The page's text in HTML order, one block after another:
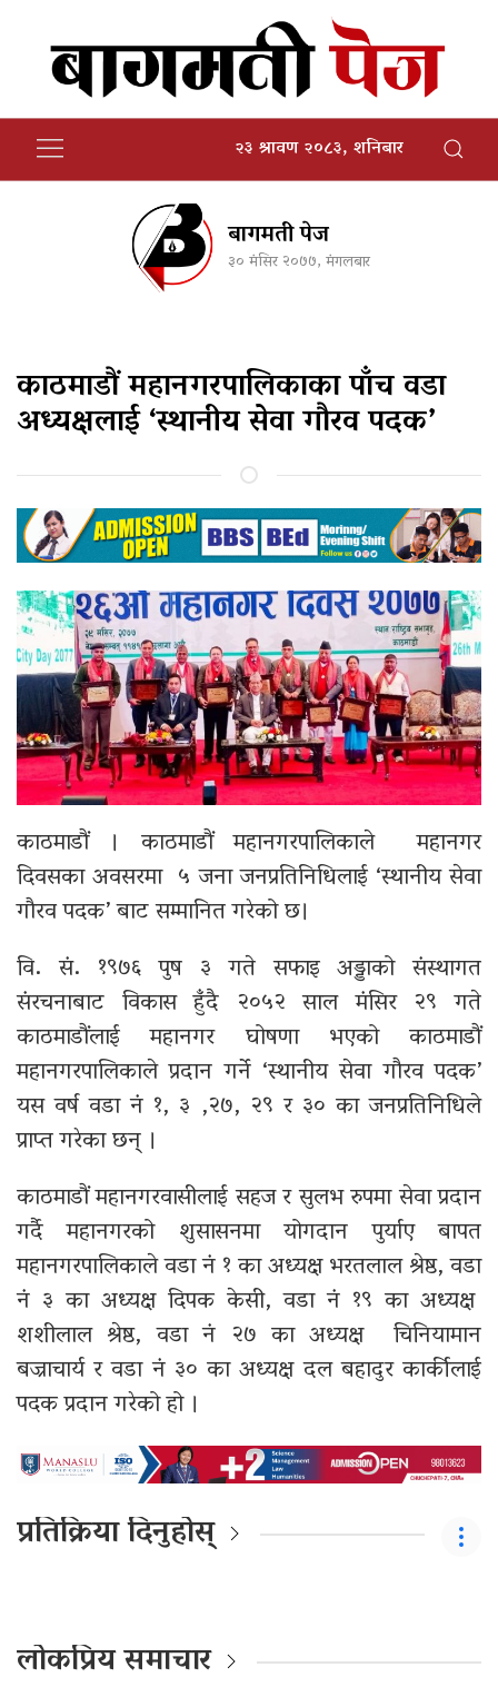
२३ श्रावण २०८३, शनिबार
बागमती पेज
३० मंसिर २०७७, मंगलबार
काठमाडौं महानगरपालिकाका पाँच वडा
अध्यक्षलाई ‘स्थानीय सेवा गौरव पदक’
काठमाडौं । काठमाडौं महानगरपालिकाले महानगर
दिवसका अवसरमा ५ जना जनप्रतिनिधिलाई ‘स्थानीय सेवा
गौरव पदक’ बाट सम्मानित गरेको छ।
वि. सं. १९७६ पुष ३ गते सफाइ अड्डाको संस्थागत
संरचनाबाट विकास हुँदै २०५२ साल मंसिर २९ गते
काठमाडौंलाई महानगर घोषणा भएको काठमाडौं
महानगरपालिकाले प्रदान गर्ने ‘स्थानीय सेवा गौरव पदक’
यस वर्ष वडा नं १, ३ ,२७, २९ र ३० का जनप्रतिनिधिले
प्राप्त गरेका छन् ।
काठमाडौं महानगरवासीलाई सहज र सुलभ रुपमा सेवा प्रदान
गर्दै महानगरको शुसासनमा योगदान पुर्याए बापत
महानगरपालिकाले वडा नं १ का अध्यक्ष भरतलाल श्रेष्ठ, वडा
नं ३ का अध्यक्ष दिपक केसी, वडा नं १९ का अध्यक्ष
शशीलाल श्रेष्ठ, वडा नं २७ का अध्यक्ष चिनियामान
बज्राचार्य र वडा नं ३० का अध्यक्ष दल बहादुर कार्कीलाई
पदक प्रदान गरेको हो ।
प्रतिक्रिया दिनुहोस्
लोकप्रिय समाचार